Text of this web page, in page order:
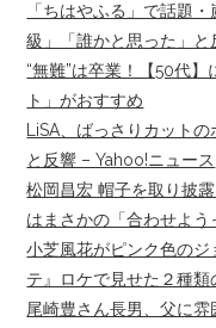
「ちはやふる」で話題
級」「誰かと思った」と
“無難”は卒業！【50代】
ト」がおすすめ
LiSA、ばっさりカットの
と反響 – Yahoo!ニュース
松岡昌宏 帽子を取り披
はまさかの「合わせよう
小芝風花がピンク色の
テ』ロケで見せた２種類
尾崎豊さん長男、父に雰